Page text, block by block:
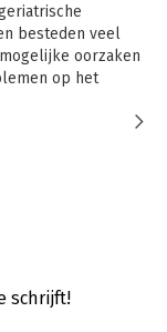
besteden veel
oorzaken
op het
Diverse
professionele
geschikt
schrijft!